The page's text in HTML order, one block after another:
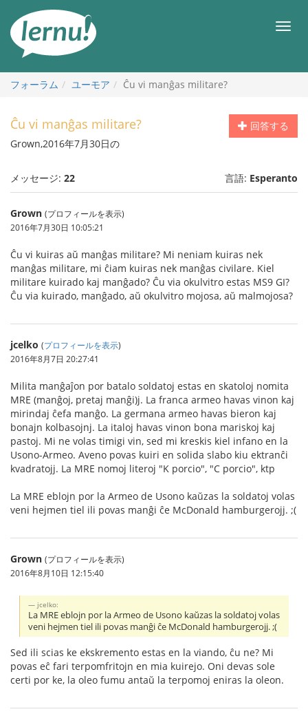
メ
フォーラム
ユーモア Ĉu vi manĝas militare?
回答する
Ĉu vi manĝas militare?
Grown,2016年7月30日の
メッセージ: 22 言語: Esperanto
Grown (プロフィールを表示)
2016年7月30日 10:05:21
Ĉu vi kuiras aŭ manĝas militare? Mi neniam kuiras nek
manĝas militare, mi ĉiam kuiras nek manĝas civilare. Kiel
militare kuirado kaj manĝado? Ĉu via okulvitro estas MS9 GI?
Ĉu via kuirado, manĝado, aŭ okulvitro mojosa, aŭ malmojosa?
jcelko (プロフィールを表示)
2016年8月7日 20:27:41
Milita manĝaĵon por batalo soldatoj estas en skatoloj nomita
MRE (manĝoj, pretaj manĝi)j. La franca armeo havas vinon kaj
mirindaj ĉefa manĝo. La germana armeo havas bieron kaj
bonajn kolbasojnj. La italoj havas vinon bona mariskoj kaj
pastoj. Mi ne volas timigi vin, sed mi kreskis kiel infano en la
Usono-Armeo. Aveno povas kuiri en solida slabo kiu ektranĉi
kvadratojj. La MRE nomoj literoj "K porcio", "C porcio", ktp
La MRE eblojn por la Armeo de Usono kaŭzas la soldatoj volas
veni hejmen tiel ili povas manĝi ĉe McDonald hamburgerojj. ;(
Grown (プロフィールを表示)
2016年8月10日 12:15:40
jcelko:
La MRE eblojn por la Armeo de Usono kaŭzas la soldatoj volas
veni hejmen tiel ili povas manĝi ĉe McDonald hamburgerojj. ;(
Sed ili scias ke ekskremento estas en la viando, ĉu ne? Mi
povas eĉ fari terpomfritojn en mia kuirejo. Oni devas sole
certi por ke, la oleo fumu antaŭ la terpomoj eniras la oleon.